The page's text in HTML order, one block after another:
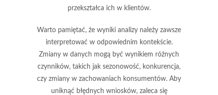
przekształca ich w klientów.
Warto pamiętać, że wyniki analizy należy zawsze
interpretować w odpowiednim kontekście.
Zmiany w danych mogą być wynikiem różnych
czynników, takich jak sezonowość, konkurencja,
czy zmiany w zachowaniach konsumentów. Aby
uniknąć błędnych wniosków, zaleca się